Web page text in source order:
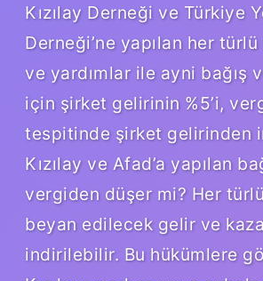
Kızılay Derneği ve Türkiye
Derneği’ne yapılan her
ve yardımlar ile ayni bağış
için şirket gelirinin %5’i,
tespitinde şirket gelirinden
Kızılay ve Afad’a yapılan
vergiden düşer mi? Her
beyan edilecek gelir ve
indirilebilir. Bu hükümlere